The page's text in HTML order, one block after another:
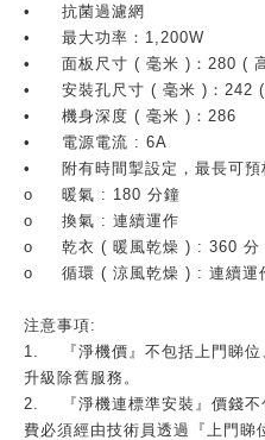
•
抗菌過濾網
•
最大功率：1,200W
•
面板尺寸 ( 毫米 )：280 (
•
安裝孔尺寸 ( 毫米 )：242
•
機身深度 ( 毫米 )：286
•
電源電流 : 6A
•
附有時間掣設定，最長可預
o
暖氣 : 180 分鐘
o
換氣 : 連續運作
o
乾衣 ( 暖風乾燥 ) : 360 分
o
循環 ( 涼風乾燥 ) : 連續運
注意事項:
1.
『淨機價』不包括上門睇
升級除舊服務。
2.
『淨機連標準安裝』價錢
費必須經由技術員透過『上門睇